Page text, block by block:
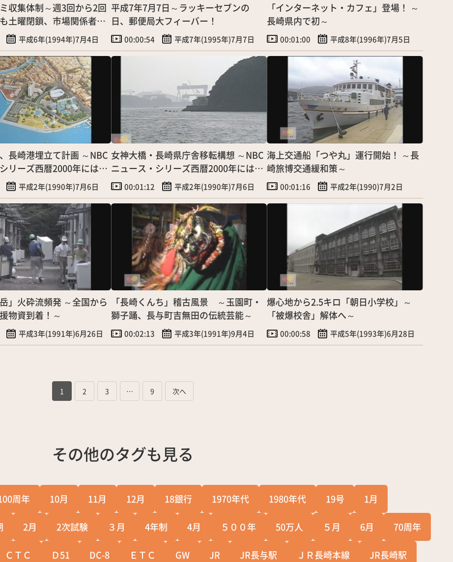
収集体制～週3回から2回
土曜閉鎖、市場関係者ら
平成6年(1994年)7月4日
平成7年7月7日～ラッキーセブンの
日、郵便局大フィーバー！
00:00:54 平成7年(1995年)7月7日
「インターネット・カフェ」登場！ ～
長崎県内で初～
00:01:00 平成8年(1996年)7月5日
長崎港埋立て計画 ～NBC
リーズ西暦2000年には②
平成2年(1990年)7月6日
女神大橋・長崎県庁舎移転構想 ～NBC
ニュース・シリーズ西暦2000年には①
～ 00:01:12 平成2年(1990年)7月6日
海上交通船「つや丸」運行開始！ ～長
崎旅博交通緩和策～
00:01:16 平成2年(1990)7月2日
」火砕流頻発 ～全国から
物資到着！～
平成3年(1991年)6月26日
「長崎くんち」稽古風景 ～玉園町・
獅子踊、長与町吉無田の伝統芸能～
00:02:13 平成3年(1991年)9月4日
爆心地から2.5キロ「朝日小学校」～
「被爆校舎」解体へ～
00:00:58 平成5年(1993年)6月28日
1 2 3 … 9
その他のタグも見る
周年 10月 11月 12月 18銀行 1970年代 1980年代 19号 1月
2月 2次試験 ３月 4年制 4月 ５００年 50万人 ５月 6月 70周年
ＣＴＣ Ｄ51 DC-8 ＥＴＣ GW JR JR長与駅 ＪＲ長崎本線 JR長崎駅